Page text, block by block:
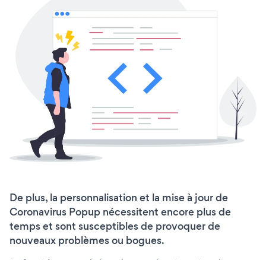
De plus, la personnalisation et la mise à jour de
Coronavirus Popup nécessitent encore plus de
temps et sont susceptibles de provoquer de
nouveaux problèmes ou bogues.